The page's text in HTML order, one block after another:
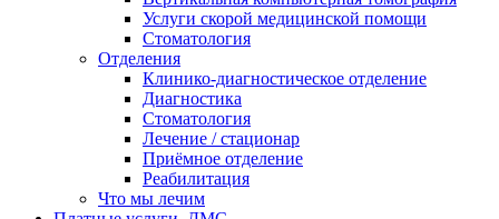
Услуги скорой медицинской помощи
Стоматология
Отделения
Клинико-диагностическое отделение
Диагностика
Стоматология
Лечение / стационар
Приёмное отделение
Реабилитация
Что мы лечим